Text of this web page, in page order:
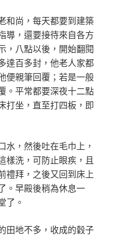
和尚，每天都要到建築
導，還要接待來自各方
，八點以後，開始翻閱
達百多封，他老人家都
便親筆回覆；若是一般
。平常都要深夜十二點
打坐，直至打四板，即
水，然後吐在毛巾上 ，
樣洗，可防止眼疾，且
禮拜，之後又回到床上
。早殿後稍為休息一
了。
田地不多，收成的穀子